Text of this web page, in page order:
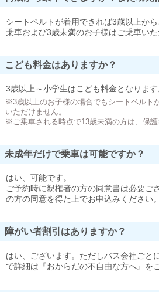
シートベルトが着用できれば3歳以上か
乗車および3歳未満のお子様はご乗車いた
こども料金はありますか？
3歳以上～小学生はこども料金となります
※3歳以上のお子様の場合でもシートベルト
いただけません。
※ご乗車される時点で13歳未満の方は、保護
未成年だけで乗車は可能ですか？
はい、可能です。
ご予約時に親権者の方の同意書は必要ご
の方の同意を得た上でお申込みください。
障がい者割引はありますか？
はい、ございます。ただしバス会社ごと
で詳細は 『おからだの不自由な方へ』 を